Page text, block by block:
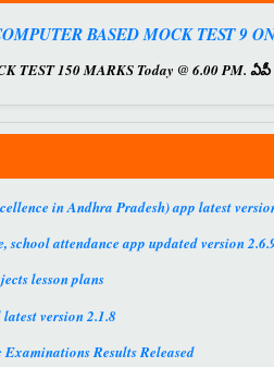
BASED MOCK TEST 9
TEST 150 MARKS Today @ 6.00
in Andhra Pradesh) app latest
school attendance app updated version
lesson plans
version 2.1.8
Results Released